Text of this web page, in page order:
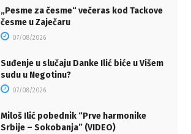
„Pesme za česme“ večeras kod Tackove
česme u Zaječaru
07/08/2026
Suđenje u slučaju Danke Ilić biće u Višem
sudu u Negotinu?
07/08/2026
Miloš Ilić pobednik “Prve harmonike
Srbije – Sokobanja” (VIDEO)